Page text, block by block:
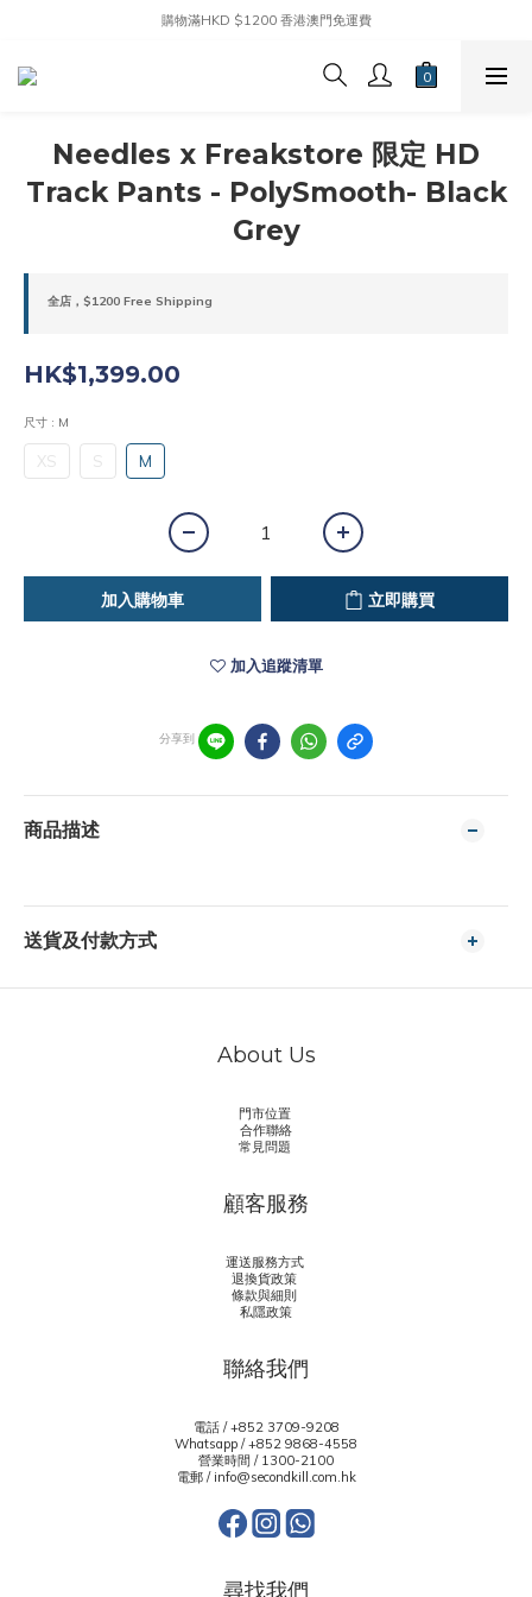
購物滿HKD $1200 香港澳門免運費
Needles x Freakstore 限定 HD
Track Pants - PolySmooth- Black
Grey
全店，$1200 Free Shipping
HK$1,399.00
尺寸 : M
XS S M
加入購物車 立即購買
加入追蹤清單
分享到
商品描述
送貨及付款方式
About Us
門市位置
合作聯絡
常見問題
顧客服務
運送服務方式
退換貨政策
條款與細則
私隱政策
聯絡我們
電話 / +852 3709-9208
Whatsapp /+852 9868-4558
營業時間 / 1300-2100
電郵 / info@secondkill.com.hk
尋找我們